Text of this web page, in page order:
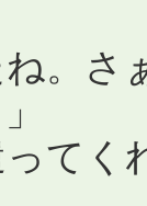
。さ
って